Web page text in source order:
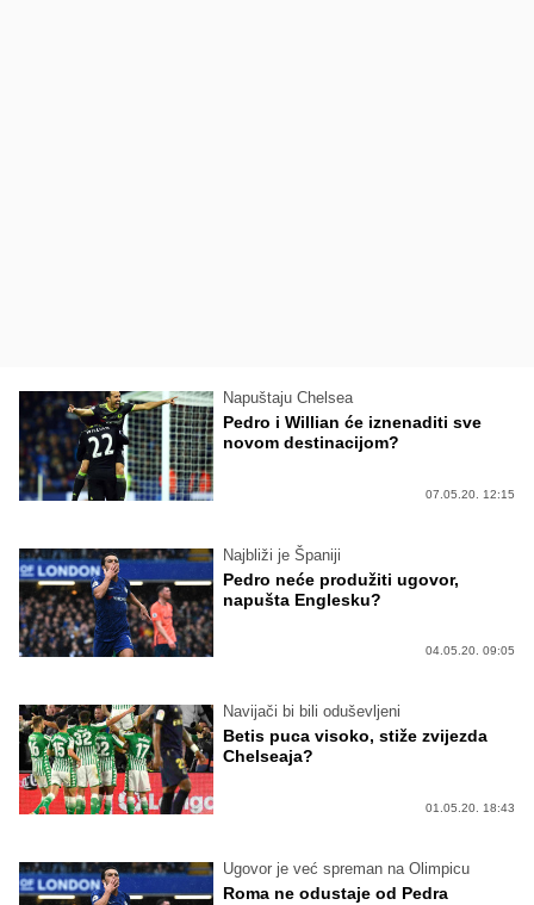
Napuštaju Chelsea
Pedro i Willian će iznenaditi sve
novom destinacijom?
07.05.20. 12:15
Najbliži je Španiji
Pedro neće produžiti ugovor,
napušta Englesku?
04.05.20. 09:05
Navijači bi bili oduševljeni
Betis puca visoko, stiže zvijezda
Chelseaja?
01.05.20. 18:43
Ugovor je već spreman na Olimpicu
Roma ne odustaje od Pedra